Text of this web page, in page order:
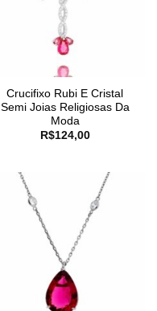
Crucifixo Rubi E Cristal
Semi Joias Religiosas Da
Moda
R$124,00